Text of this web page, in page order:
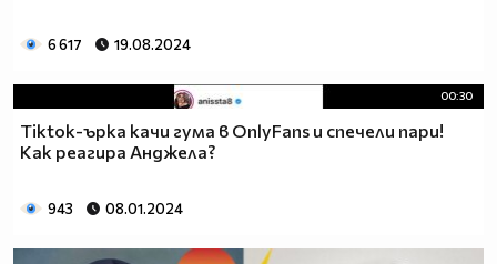
6 617 19.08.2024
00:30
Tiktok-ърка качи гума в OnlyFans и спечели пари!
Как реагира Анджела?
943 08.01.2024